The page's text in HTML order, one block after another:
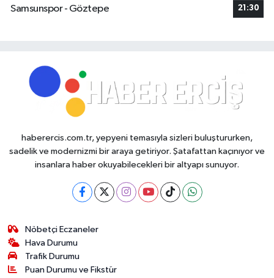
Samsunspor - Göztepe
21:30
haberercis.com.tr, yepyeni temasıyla sizleri buluştururken,
sadelik ve modernizmi bir araya getiriyor. Şatafattan kaçınıyor ve
insanlara haber okuyabilecekleri bir altyapı sunuyor.
Nöbetçi Eczaneler
Hava Durumu
Trafik Durumu
Puan Durumu ve Fikstür